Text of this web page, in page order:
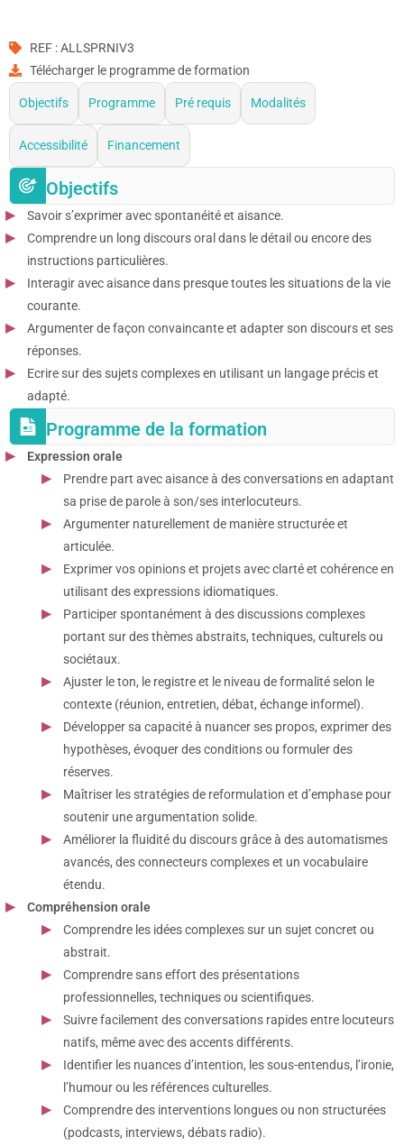
REF : ALLSPRNIV3
Télécharger le programme de formation
Objectifs Programme Pré requis Modalités
Accessibilité Financement
Objectifs
Savoir s’exprimer avec spontanéité et aisance.
Comprendre un long discours oral dans le détail ou encore des
instructions particulières.
Interagir avec aisance dans presque toutes les situations de la vie
courante.
Argumenter de façon convaincante et adapter son discours et ses
réponses.
Ecrire sur des sujets complexes en utilisant un langage précis et
adapté.
Programme de la formation
Expression orale
Prendre part avec aisance à des conversations en adaptant
sa prise de parole à son/ses interlocuteurs.
Argumenter naturellement de manière structurée et
articulée.
Exprimer vos opinions et projets avec clarté et cohérence en
utilisant des expressions idiomatiques.
Participer spontanément à des discussions complexes
portant sur des thèmes abstraits, techniques, culturels ou
sociétaux.
Ajuster le ton, le registre et le niveau de formalité selon le
contexte (réunion, entretien, débat, échange informel).
Développer sa capacité à nuancer ses propos, exprimer des
hypothèses, évoquer des conditions ou formuler des
réserves.
Maîtriser les stratégies de reformulation et d’emphase pour
soutenir une argumentation solide.
Améliorer la fluidité du discours grâce à des automatismes
avancés, des connecteurs complexes et un vocabulaire
étendu.
Compréhension orale
Comprendre les idées complexes sur un sujet concret ou
abstrait.
Comprendre sans effort des présentations
professionnelles, techniques ou scientifiques.
Suivre facilement des conversations rapides entre locuteurs
natifs, même avec des accents différents.
Identifier les nuances d’intention, les sous-entendus, l’ironie,
l’humour ou les références culturelles.
Comprendre des interventions longues ou non structurées
(podcasts, interviews, débats radio).